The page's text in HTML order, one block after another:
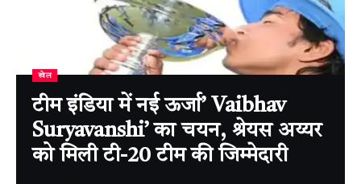
खेल
टीम इंडिया में नई ऊर्जा’ Vaibhav
Suryavanshi’ का चयन, श्रेयस अय्यर
को मिली टी-20 टीम की जिम्मेदारी